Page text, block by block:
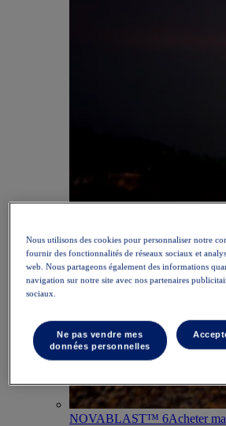
NOVABLAST™ 6Acheter
Nous utilisons des cookies pour personnaliser notre
fournir des fonctionnalités de réseaux sociaux et
web. Nous partageons également des informations
navigation sur notre site avec nos partenaires
sociaux.
Ne pas vendre mes
données personnelles